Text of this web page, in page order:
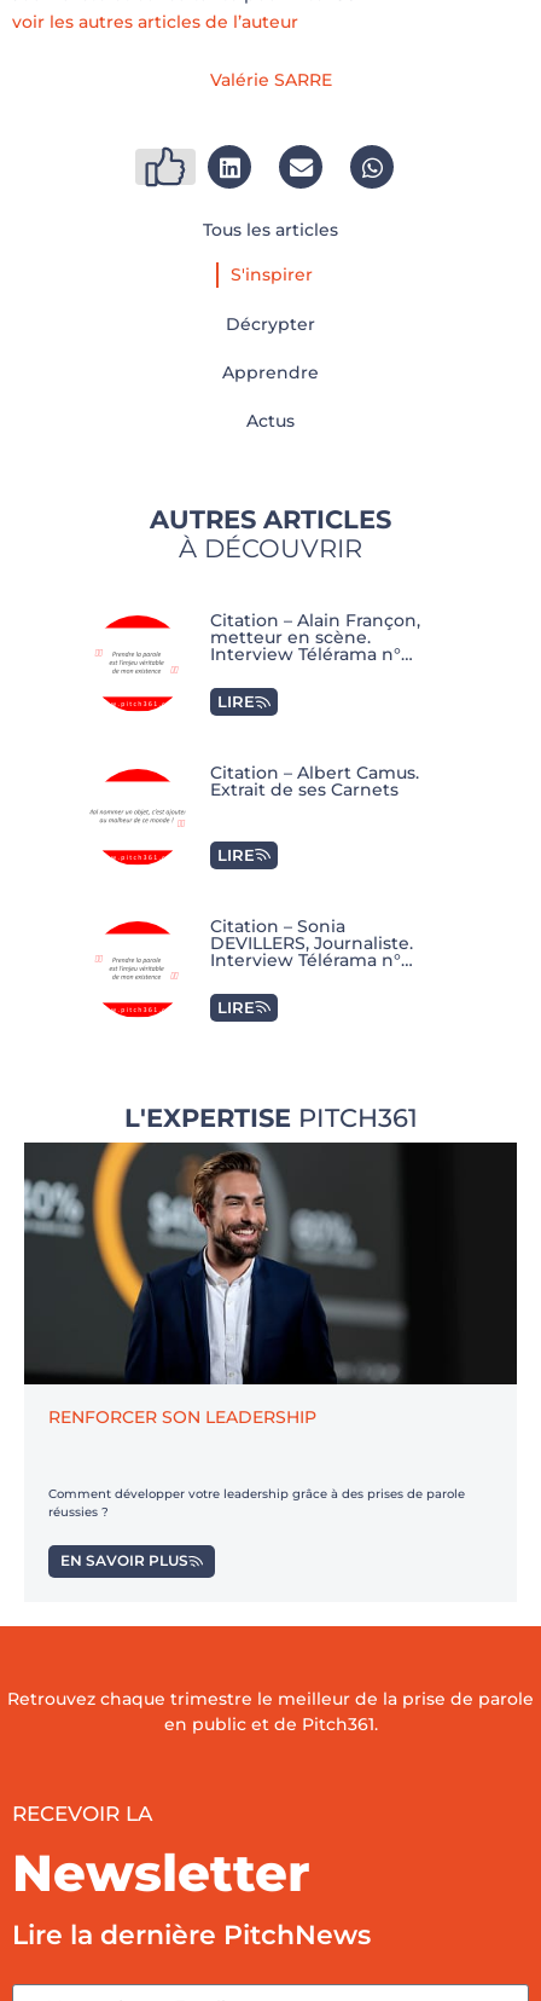
voir les autres articles de l’auteur
Valérie SARRE
Tous les articles
S'inspirer
Décrypter
Apprendre
Actus
AUTRES ARTICLES
À DÉCOUVRIR
Citation – Alain Françon,
metteur en scène.
Interview Télérama n°
LIRE
Citation – Albert Camus.
Extrait de ses Carnets
LIRE
Citation – Sonia
DEVILLERS, Journaliste.
Interview Télérama n°
LIRE
L'EXPERTISEPITCH361
RENFORCER SON LEADERSHIP
Comment développer votre leadership grâce à des prises de parole
réussies ?
EN SAVOIR PLUS
Retrouvez chaque trimestre le meilleur de la prise de parole
en public et de Pitch361.
RECEVOIR LA
Newsletter
Lire la dernière PitchNews